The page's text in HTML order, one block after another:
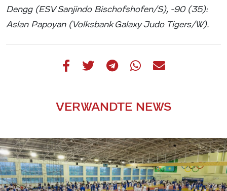
Dengg (ESV Sanjindo Bischofshofen/S), -90 (35):
Aslan Papoyan (Volksbank Galaxy Judo Tigers/W).
VERWANDTE NEWS